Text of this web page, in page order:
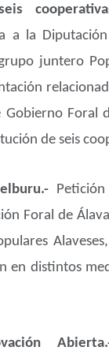
a la
juntero
Gobierno Foral
de seis
Foral de
en distintos